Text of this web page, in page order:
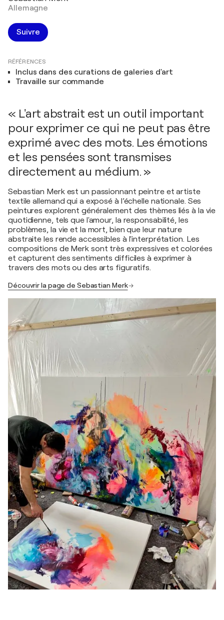
Allemagne
Suivre
RÉFÉRENCES
Inclus dans des curations de galeries d'art
Travaille sur commande
« L'art abstrait est un outil important
pour exprimer ce qui ne peut pas être
exprimé avec des mots. Les émotions
et les pensées sont transmises
directement au médium. »
Sebastian Merk est un passionnant peintre et artiste
textile allemand qui a exposé à l’échelle nationale. Ses
peintures explorent généralement des thèmes liés à la vie
quotidienne, tels que l'amour, la responsabilité, les
problèmes, la vie et la mort, bien que leur nature
abstraite les rende accessibles à l'interprétation. Les
compositions de Merk sont très expressives et colorées
et capturent des sentiments difficiles à exprimer à
travers des mots ou des arts figuratifs.
Découvrir la page de Sebastian Merk